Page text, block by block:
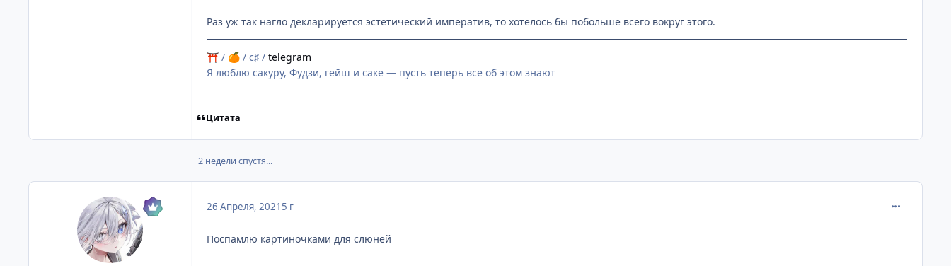
Раз уж так нагло декларируется эстетический императив, то хотелось бы побольше всего вокруг этого.
⛩ / 🍊 / c♯ / telegram
Я люблю сакуру, Фудзи, гейш и саке — пусть теперь все об этом знают
Цитата
2 недели спустя...
26 Апреля, 2021 5 г
Поспамлю картиночками для слюней